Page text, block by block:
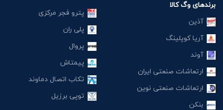
برندهای وگ کالا
آذین
آریا کوپلینگ
آوند
ارتعاشات صنعتی ایران
ارتعاشات صنعتی نوین
بنکن
پترو فجر مرکزی
پلی ران
پروال
پیمتاش
تکاب اتصال دماوند
توپی برزیل